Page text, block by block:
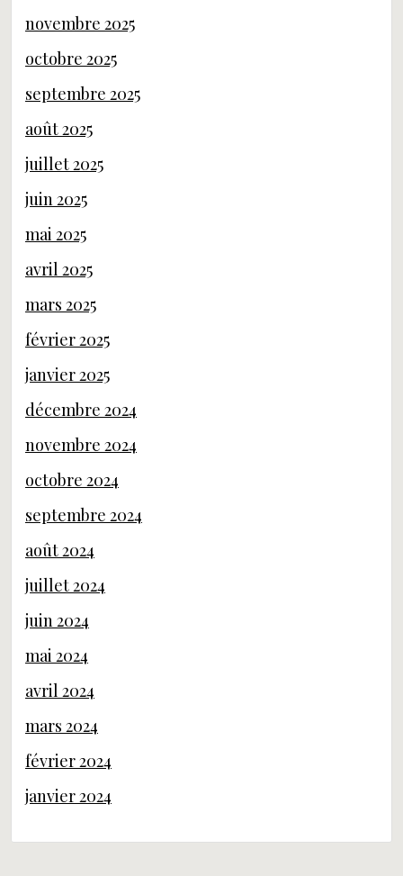
novembre 2025
octobre 2025
septembre 2025
août 2025
juillet 2025
juin 2025
mai 2025
avril 2025
mars 2025
février 2025
janvier 2025
décembre 2024
novembre 2024
octobre 2024
septembre 2024
août 2024
juillet 2024
juin 2024
mai 2024
avril 2024
mars 2024
février 2024
janvier 2024